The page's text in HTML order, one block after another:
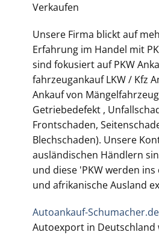
Verkaufen
Unsere Firma blickt auf
Erfahrung im Handel mit
sind fokusiert auf PKW
fahrzeugankauf LKW / Kfz
Ankauf von
Getriebedefekt ,
Frontschaden,
Blechschaden). Unsere
ausländischen Händlern
und diese 'PKW werden
und afrikanische Ausland
Autoankauf-Schumacher.de
Autoexport in Deutschland